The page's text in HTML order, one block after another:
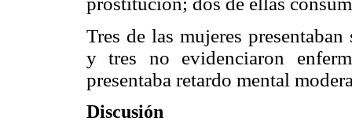
Tres de las mujeres
y tres no evidenciaron
presentaba retardo mental
Discusión